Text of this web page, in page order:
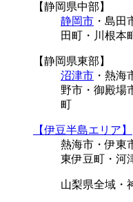
【静岡県中部】
静岡市 ・島
田町・川根本
【静岡県東部】
沼津市 ・熱海
野市・御殿場
町
【伊豆半島エリア】
熱海市・伊東
東伊豆町・河
山梨県全域・